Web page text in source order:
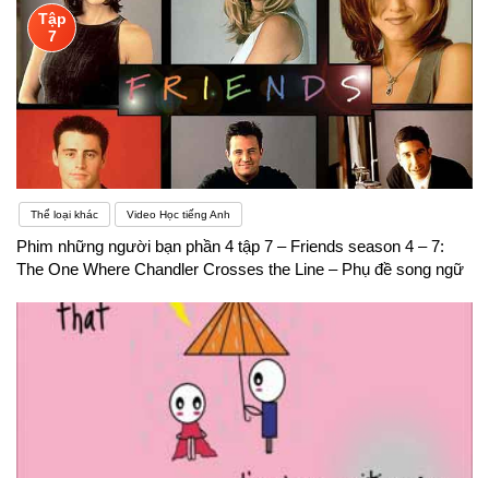
Tập
7
Thể loại khác Video Học tiếng Anh
Phim những người bạn phần 4 tập 7 – Friends season 4 – 7:
The One Where Chandler Crosses the Line – Phụ đề song ngữ